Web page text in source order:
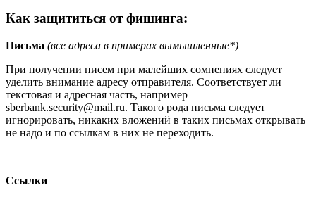
Как защититься от фишинга:
Письма (все адреса в примерах вымышленные*)
При получении писем при малейших сомнениях следует
уделить внимание адресу отправителя. Соответствует ли
текстовая и адресная часть, например
sberbank.security@mail.ru. Такого рода письма следует
игнорировать, никаких вложений в таких письмах открывать
не надо и по ссылкам в них не переходить.
Ссылки